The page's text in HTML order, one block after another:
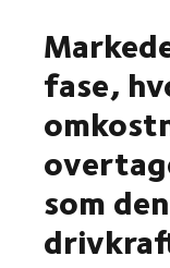
fase,
som